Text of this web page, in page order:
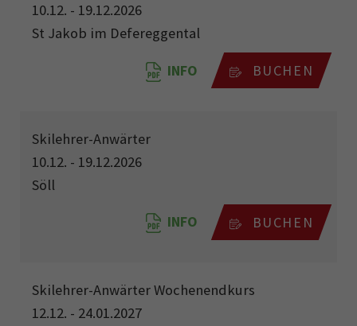
10.12. - 19.12.2026
St Jakob im Defereggental
INFO BUCHEN
Skilehrer-Anwärter
10.12. - 19.12.2026
Söll
INFO BUCHEN
Skilehrer-Anwärter Wochenendkurs
12.12. - 24.01.2027